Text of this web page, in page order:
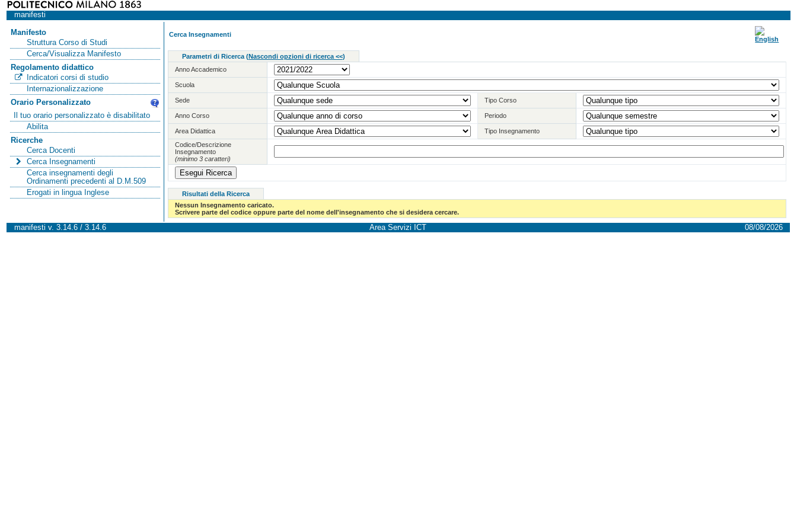
manifesti
Manifesto
Struttura Corso di Studi
Cerca/Visualizza Manifesto
Regolamento didattico
Indicatori corsi di studio
Internazionalizzazione
Orario Personalizzato
Il tuo orario personalizzato è disabilitato
Abilita
Ricerche
Cerca Docenti
Cerca Insegnamenti
Cerca insegnamenti degli
Ordinamenti precedenti al D.M.509
Erogati in lingua Inglese
Cerca Insegnamenti
Parametri di Ricerca (Nascondi opzioni di ricerca <<)
Anno Accademico
Scuola
Sede Tipo Corso
Anno Corso Periodo
Area Didattica
Tipo Insegnamento
Codice/Descrizione
Insegnamento
(minimo 3 caratteri)
Risultati della Ricerca
Nessun Insegnamento caricato.
Scrivere parte del codice oppure parte del nome dell'insegnamento che si desidera cercare.
manifesti v. 3.14.6 / 3.14.6 Area Servizi ICT 08/08/2026